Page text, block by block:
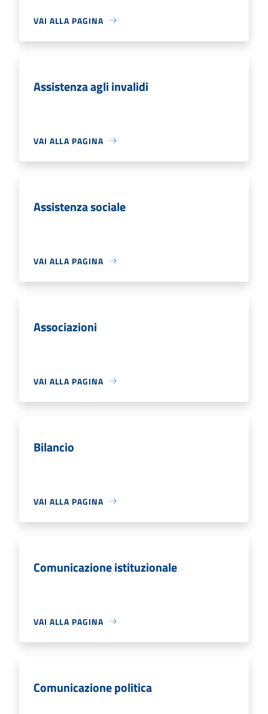
VAI ALLA PAGINA
Assistenza agli invalidi
VAI ALLA PAGINA
Assistenza sociale
VAI ALLA PAGINA
Associazioni
VAI ALLA PAGINA
Bilancio
VAI ALLA PAGINA
Comunicazione istituzionale
VAI ALLA PAGINA
Comunicazione politica